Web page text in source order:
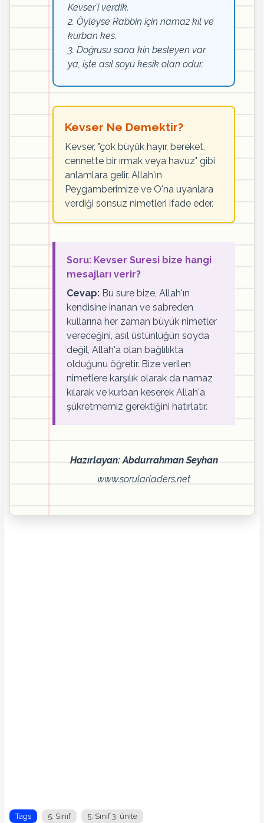
Kevser'i verdik.
2. Öyleyse Rabbin için namaz kıl ve
kurban kes.
3. Doğrusu sana kin besleyen var
ya, işte asıl soyu kesik olan odur.
Kevser Ne Demektir?
Kevser, "çok büyük hayır, bereket,
cennette bir ırmak veya havuz" gibi
anlamlara gelir. Allah'ın
Peygamberimize ve O'na uyanlara
verdiği sonsuz nimetleri ifade eder.
Soru: Kevser Suresi bize hangi
mesajları verir?
Cevap: Bu sure bize, Allah'ın
kendisine inanan ve sabreden
kullarına her zaman büyük nimetler
vereceğini, asıl üstünlüğün soyda
değil, Allah'a olan bağlılıkta
olduğunu öğretir. Bize verilen
nimetlere karşılık olarak da namaz
kılarak ve kurban keserek Allah'a
şükretmemiz gerektiğini hatırlatır.
Hazırlayan: Abdurrahman Seyhan
www.sorularladers.net
Tags 5. Sınıf 5. Sınıf 3. ünite